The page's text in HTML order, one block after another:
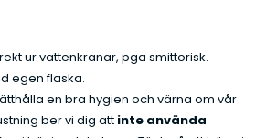
ur vattenkranar, pga smittorisk.
egen flaska.
en bra hygien och värna om vår
ber vi dig att inte använda